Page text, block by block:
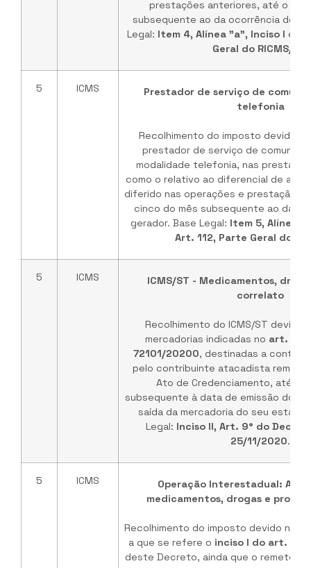
prestações anteriores, até o dia
subsequente ao da ocorrência do
Legal: Item 4, Alínea "a", Inciso I e
Geral do RICMS/MG
5 ICMS
Prestador de serviço de
telefonia
Recolhimento do imposto devido
prestador de serviço de
modalidade telefonia, nas
como o relativo ao diferencial de
diferido nas operações e prestação
cinco do mês subsequente ao da
gerador. Base Legal: Item 5, Alínea
Art. 112, Parte Geral do
5 ICMS
ICMS/ST - Medicamentos,
correlato
Recolhimento do ICMS/ST devido
mercadorias indicadas no art. 1º
72101/20200, destinadas a
pelo contribuinte atacadista
Ato de Credenciamento, até o
subsequente à data de emissão do
saída da mercadoria do seu
Legal: Inciso II, Art. 9° do Decreto
25/11/2020.
5 ICMS
Operação Interestadual:
medicamentos, drogas e
Recolhimento do imposto devido na
a que se refere o inciso I do art. 5º
deste Decreto, ainda que o